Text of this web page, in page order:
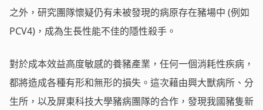
之外，研究團隊懷疑仍有未被發現的病原存在豬場中 (例如
PCV4)，成為生長性能不佳的隱性殺手。
對於成本效益高度敏感的養豬產業，任何一個消耗性疾病，
都將造成各種有形和無形的損失。這次藉由興大獸病所、分
生所，以及屏東科技大學豬病團隊的合作，發現我國豬隻新